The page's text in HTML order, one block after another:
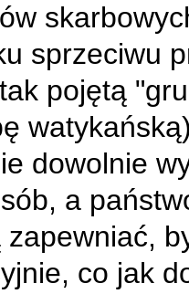
sprzeciwu
pojętą
dowolnie
a
co jak